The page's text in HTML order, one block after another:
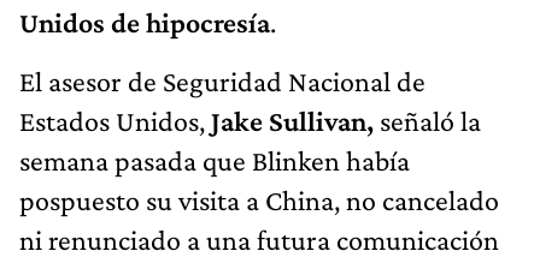
Unidos de hipocresía.
El asesor de Seguridad Nacional de
Estados Unidos,Jake Sullivan, señaló la
semana pasada que Blinken había
pospuesto su visita a China, no cancelado
ni renunciado a una futura comunicación